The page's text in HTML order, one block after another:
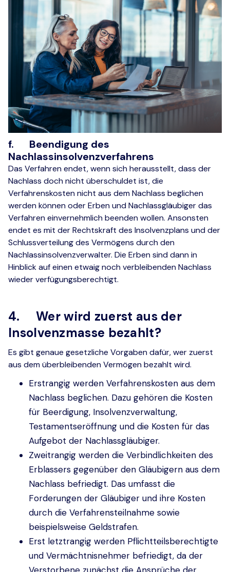
f. Beendigung des
Nachlassinsolvenzverfahrens
Das Verfahren endet, wenn sich herausstellt, dass der
Nachlass doch nicht überschuldet ist, die
Verfahrenskosten nicht aus dem Nachlass beglichen
werden können oder Erben und Nachlassgläubiger das
Verfahren einvernehmlich beenden wollen. Ansonsten
endet es mit der Rechtskraft des Insolvenzplans und der
Schlussverteilung des Vermögens durch den
Nachlassinsolvenzverwalter. Die Erben sind dann in
Hinblick auf einen etwaig noch verbleibenden Nachlass
wieder verfügungsberechtigt.
4. Wer wird zuerst aus der
Insolvenzmasse bezahlt?
Es gibt genaue gesetzliche Vorgaben dafür, wer zuerst
aus dem überbleibenden Vermögen bezahlt wird.
Erstrangig werden Verfahrenskosten aus dem
Nachlass beglichen. Dazu gehören die Kosten
für Beerdigung, Insolvenzverwaltung,
Testamentseröffnung und die Kosten für das
Aufgebot der Nachlassgläubiger.
Zweitrangig werden die Verbindlichkeiten des
Erblassers gegenüber den Gläubigern aus dem
Nachlass befriedigt. Das umfasst die
Forderungen der Gläubiger und ihre Kosten
durch die Verfahrensteilnahme sowie
beispielsweise Geldstrafen.
Erst letztrangig werden Pflichtteilsberechtigte
und Vermächtnisnehmer befriedigt, da der